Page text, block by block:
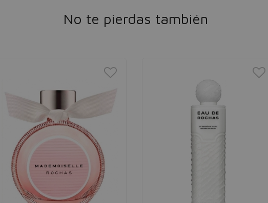
No te pierdas también